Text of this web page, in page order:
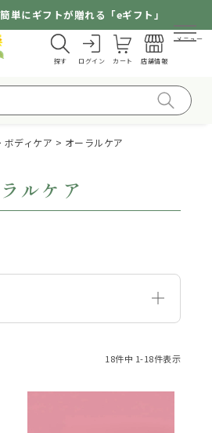
単にギフトが贈れる「eギフト」
探す ログイン カート 店舗情報
メニュー
ボディケア オーラルケア
ルケア
18件中 1-18件表示